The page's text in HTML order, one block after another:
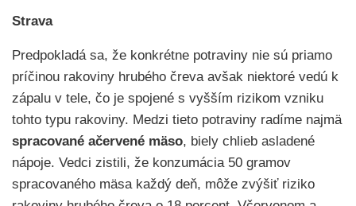
Strava
Predpokladá sa, že konkrétne potraviny nie sú priamo
príčinou rakoviny hrubého čreva avšak niektoré vedú k
zápalu v tele, čo je spojené s vyšším rizikom vzniku
tohto typu rakoviny. Medzi tieto potraviny radíme najmä
spracované ačervené mäso, biely chlieb asladené
nápoje. Vedci zistili, že konzumácia 50 gramov
spracovaného mäsa každý deň, môže zvýšiť riziko